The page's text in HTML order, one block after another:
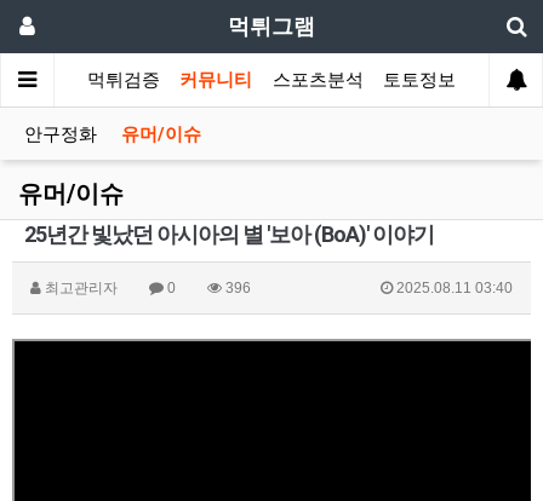
먹튀그램
먹튀검증 커뮤니티 스포츠분석 토토정보
안구정화 유머/이슈
유머/이슈
25년간 빛났던 아시아의 별 '보아 (BoA)' 이야기
최고관리자 0 396 2025.08.11 03:40